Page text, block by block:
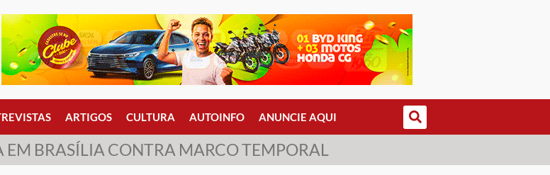
ARTIGOS CULTURA AUTOINFO ANUNCIE AQUI
EM BRASÍLIA CONTRA MARCO TEMPORAL